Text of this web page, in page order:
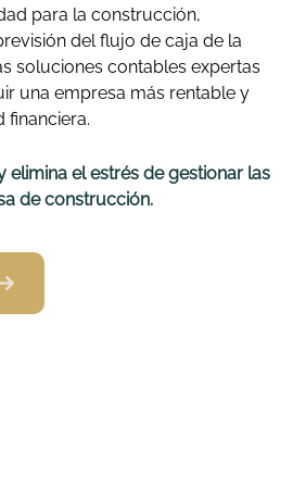
para la construcción,
del flujo de caja de la
soluciones contables expertas
una empresa más rentable y
financiera.
elimina el estrés de gestionar las
de construcción.